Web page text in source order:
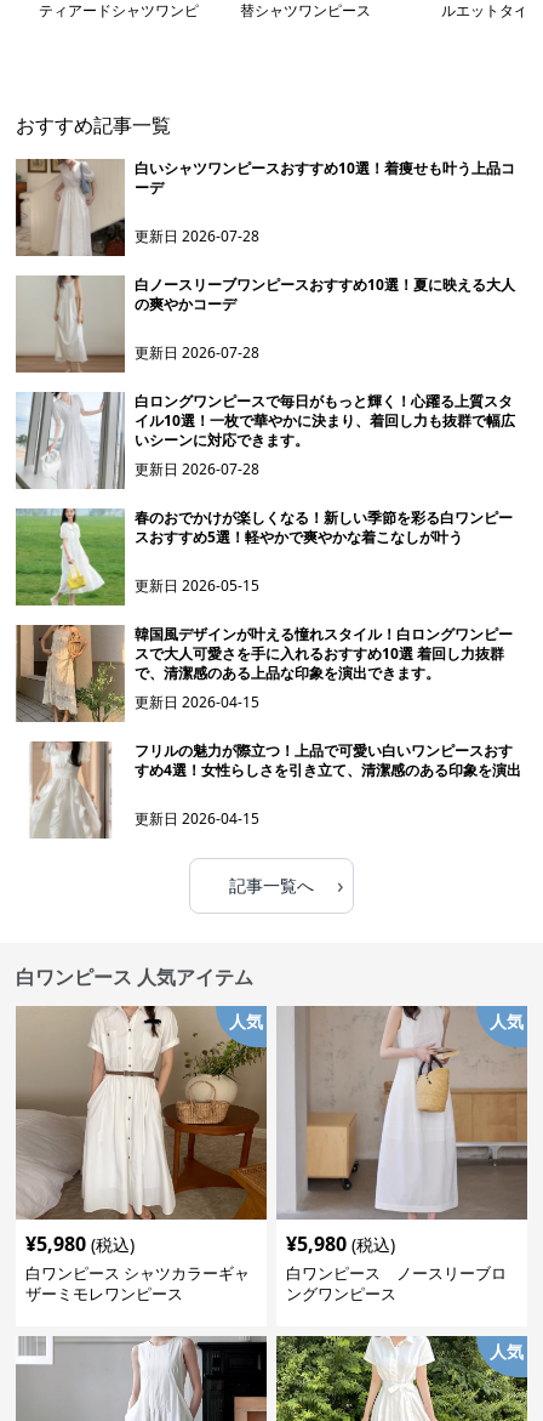
ティアードシャツワンピ
替シャツワンピース
ルエットタイ
おすすめ記事一覧
白いシャツワンピースおすすめ10選！着痩せも叶う上品コ
ーデ
更新日2026-07-28
白ノースリーブワンピースおすすめ10選！夏に映える大人
の爽やかコーデ
更新日2026-07-28
白ロングワンピースで毎日がもっと輝く！心躍る上質スタ
イル10選！一枚で華やかに決まり、着回し力も抜群で幅広
いシーンに対応できます。
更新日2026-07-28
春のおでかけが楽しくなる！新しい季節を彩る白ワンピー
スおすすめ5選！軽やかで爽やかな着こなしが叶う
更新日2026-05-15
韓国風デザインが叶える憧れスタイル！白ロングワンピー
スで大人可愛さを手に入れるおすすめ10選 着回し力抜群
で、清潔感のある上品な印象を演出できます。
更新日2026-04-15
フリルの魅力が際立つ！上品で可愛い白いワンピースおす
すめ4選！女性らしさを引き立て、清潔感のある印象を演出
更新日2026-04-15
記事一覧へ ›
白ワンピース 人気アイテム
人気
¥5,980 (税込)
白ワンピース シャツカラーギャ
ザーミモレワンピース
人気
¥5,980 (税込)
白ワンピース ノースリーブロ
ングワンピース
人気